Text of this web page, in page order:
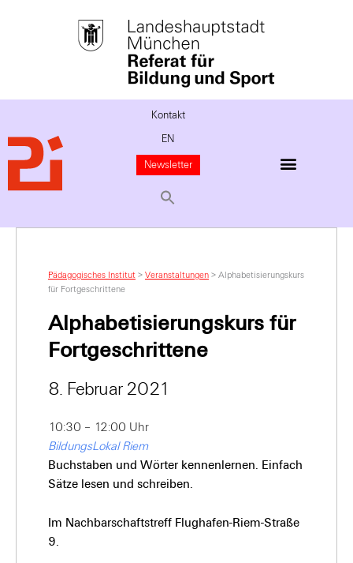
Kontakt
EN
Newsletter
Pädagogisches Institut > Veranstaltungen > Alphabetisierungskurs
für Fortgeschrittene
Alphabetisierungskurs für
Fortgeschrittene
8. Februar 2021
10:30 – 12:00 Uhr
BildungsLokal Riem
Buchstaben und Wörter kennenlernen. Einfach
Sätze lesen und schreiben.
Im Nachbarschaftstreff Flughafen-Riem-Straße
9.